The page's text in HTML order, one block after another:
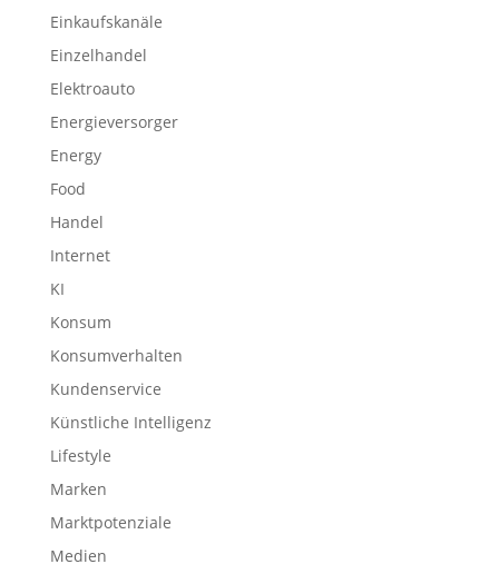
Einkaufskanäle
Einzelhandel
Elektroauto
Energieversorger
Energy
Food
Handel
Internet
KI
Konsum
Konsumverhalten
Kundenservice
Künstliche Intelligenz
Lifestyle
Marken
Marktpotenziale
Medien